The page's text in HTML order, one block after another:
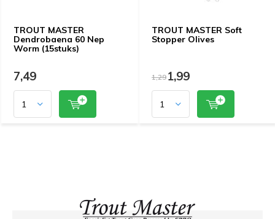
TROUT MASTER
Dendrobaena 60 Nep
Worm (15stuks)
7,49
TROUT MASTER Soft
Stopper Olives
1,291,99